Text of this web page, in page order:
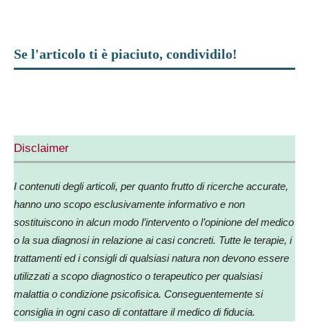
Se l'articolo ti è piaciuto, condividilo!
Disclaimer
I contenuti degli articoli, per quanto frutto di ricerche accurate,
hanno uno scopo esclusivamente informativo e non
sostituiscono in alcun modo l’intervento o l’opinione del medico
o la sua diagnosi in relazione ai casi concreti. Tutte le terapie, i
trattamenti ed i consigli di qualsiasi natura non devono essere
utilizzati a scopo diagnostico o terapeutico per qualsiasi
malattia o condizione psicofisica. Conseguentemente si
consiglia in ogni caso di contattare il medico di fiducia.